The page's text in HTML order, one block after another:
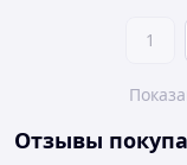
1
Отзывы